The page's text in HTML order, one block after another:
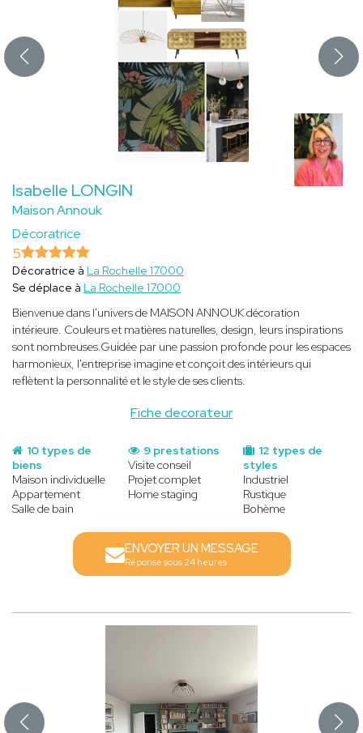
Isabelle LONGIN
Maison Annouk
Décoratrice
Fiche decorateur
5
Décoratrice à La Rochelle 17000
Se déplace à La Rochelle 17000
Bienvenue dans l'univers de MAISON ANNOUK décoration
intérieure. Couleurs et matières naturelles, design, leurs inspirations
sont nombreuses.Guidée par une passion profonde pour les espaces
harmonieux, l'entreprise imagine et conçoit des intérieurs qui
reflètent la personnalité et le style de ses clients.
10 types de
biens
Maison individuelle
Appartement
Salle de bain
12 types de
styles
Industriel
Rustique
Bohème
9 prestations
Visite conseil
Projet complet
Home staging
ENVOYER UN MESSAGE
Réponse sous 24 heures